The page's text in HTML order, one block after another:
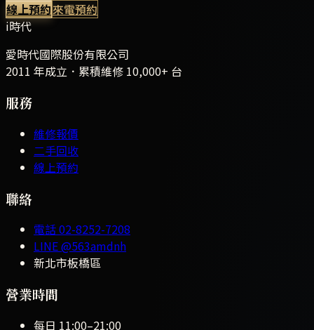
線上預約來電預約
i時代
愛時代國際股份有限公司
2011 年成立．累積維修 10,000+ 台
服務
維修報價
二手回收
線上預約
聯絡
電話02-8252-7208
LINE@563amdnh
新北市板橋區
營業時間
每日 11:00–21:00